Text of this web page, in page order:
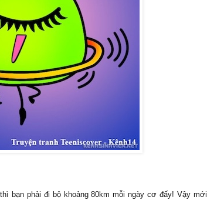
bạn phải đi bộ khoảng 80km mỗi ngày cơ đấy! Vậy mới